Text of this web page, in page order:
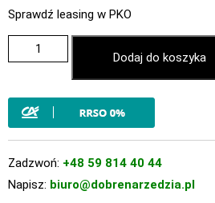
Sprawdź leasing w PKO
Dodaj do koszyka
Zadzwoń: +48 59 814 40 44
Napisz: biuro@dobrenarzedzia.pl